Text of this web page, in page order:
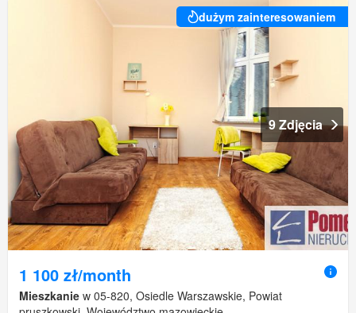
dużym zainteresowaniem
9 Zdjęcia
1 100 zł/month
Mieszkanie w 05-820, Osiedle Warszawskie, Powiat